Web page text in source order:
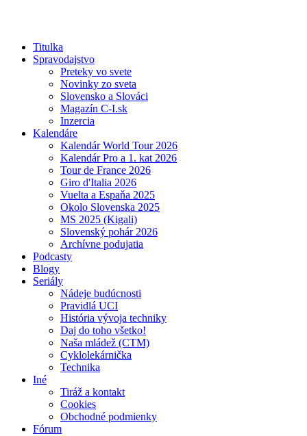
Titulka
Spravodajstvo
Preteky vo svete
Novinky zo sveta
Slovensko a Slováci
Magazín C-I.sk
Inzercia
Kalendáre
Kalendár World Tour 2026
Kalendár Pro a 1. kat 2026
Tour de France 2026
Giro d'Italia 2026
Vuelta a Espaňa 2025
Okolo Slovenska 2025
MS 2025 (Kigali)
Slovenský pohár 2026
Archívne podujatia
Podcasty
Blogy
Seriály
Nádeje budúcnosti
Pravidlá UCI
História vývoja techniky
Daj do toho všetko!
Naša mládež (CTM)
Cyklolekárnička
Technika
Iné
Tiráž a kontakt
Cookies
Obchodné podmienky
Fórum